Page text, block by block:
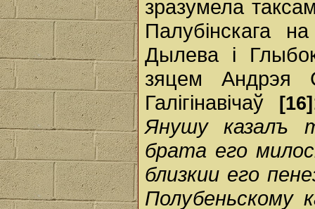
зразумела
Палубінскага
Дылева і
зяцем Андрэя
Галігінавічаў
[16]
Янушу казалъ
брата его
близкии его
Полубеньскому